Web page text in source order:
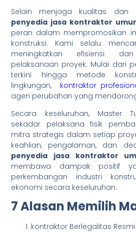
Selain menjaga kualitas dan
penyedia jasa kontraktor
peran dalam mempromosikan
konstruksi. Kami selalu
meningkatkan efisiensi
pelaksanaan proyek. Mulai dari
terkini hingga metode
lingkungan, kontraktor
agen perubahan yang
Secara keseluruhan, Master
sekadar pelaksana fisik
mitra strategis dalam setiap
keahlian, pengalaman, dan
penyedia jasa kontraktor
membawa dampak positif
perkembangan industri
ekonomi secara keseluruhan.
7 Alasan Memilih
kontraktor Berlegalitas Resmi